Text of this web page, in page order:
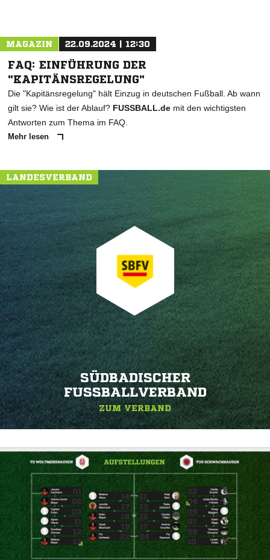
MAGAZIN 22.09.2024 | 12:30
FAQ: EINFÜHRUNG DER
"KAPITÄNSREGELUNG"
Die "Kapitänsregelung" hält Einzug in deutschen Fußball. Ab wann
gilt sie? Wie ist der Ablauf? FUSSBALL.de mit den wichtigsten
Antworten zum Thema im FAQ.
Mehr lesen
LANDESVERBAND
SÜDBADISCHER
FUSSBALLVERBAND
ZUM VERBAND